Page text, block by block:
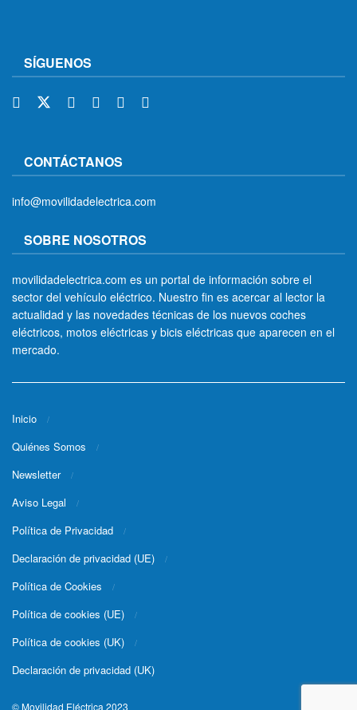
SÍGUENOS
CONTÁCTANOS
info@movilidadelectrica.com
SOBRE NOSOTROS
movilidadelectrica.com es un portal de información sobre el
sector del vehículo eléctrico. Nuestro fin es acercar al lector la
actualidad y las novedades técnicas de los nuevos coches
eléctricos, motos eléctricas y bicis eléctricas que aparecen en el
mercado.
Inicio
Quiénes Somos
Newsletter
Aviso Legal
Política de Privacidad
Declaración de privacidad (UE)
Política de Cookies
Política de cookies (UE)
Política de cookies (UK)
Declaración de privacidad (UK)
© Movilidad Eléctrica 2023